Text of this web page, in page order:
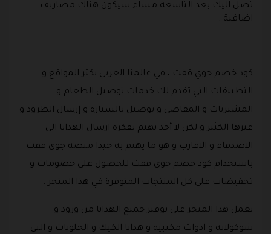
تصل اليك بعد التاسعة مساء سيكون هناك مصاريف
اضافية .
كود خصم جوي قفت ، في عالمنا العربي يكثر المواقع و
التطبيقات التي تقدم لك خدمات توصيل الطعام و
المشتريات و المقاضي و توصيل بالسيارة و إرسال الطرود و
غيرها الكثير و لكن لا أحد يهتم بفكرة ارسال الهدايا الى
الاصدقاء و الاقارب و هو ما يهتم به جيدا منصة جوي قفت
باستخدام كود خصم جوي قفت للحصول على خصومات و
تخفيضات على كل المنتجات المتوفرة في هذا المتجر .
يعمل هذا المتجر على توفير جميع الهدايا من ورود و
شوكولاته و ادوات مكتبية و هدايا الكيك و الحلويات و التي